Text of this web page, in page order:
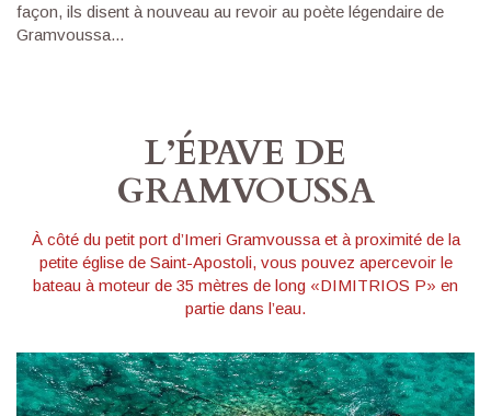
façon, ils disent à nouveau au revoir au poète légendaire de
Gramvoussa...
L’ÉPAVE DE
GRAMVOUSSA
À côté du petit port d’Imeri Gramvoussa et à proximité de la
petite église de Saint-Apostoli, vous pouvez apercevoir le
bateau à moteur de 35 mètres de long «DIMITRIOS P» en
partie dans l’eau.